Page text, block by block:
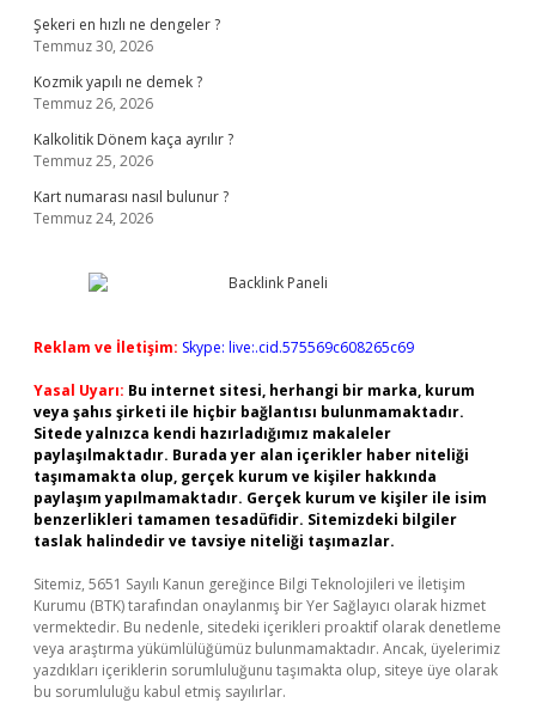
Şekeri en hızlı ne dengeler ?
Temmuz 30, 2026
Kozmik yapılı ne demek ?
Temmuz 26, 2026
Kalkolitik Dönem kaça ayrılır ?
Temmuz 25, 2026
Kart numarası nasıl bulunur ?
Temmuz 24, 2026
Reklam ve İletişim: Skype: live:.cid.575569c608265c69
Yasal Uyarı: Bu internet sitesi, herhangi bir marka, kurum
veya şahıs şirketi ile hiçbir bağlantısı bulunmamaktadır.
Sitede yalnızca kendi hazırladığımız makaleler
paylaşılmaktadır. Burada yer alan içerikler haber niteliği
taşımamakta olup, gerçek kurum ve kişiler hakkında
paylaşım yapılmamaktadır. Gerçek kurum ve kişiler ile isim
benzerlikleri tamamen tesadüfidir. Sitemizdeki bilgiler
taslak halindedir ve tavsiye niteliği taşımazlar.
Sitemiz, 5651 Sayılı Kanun gereğince Bilgi Teknolojileri ve İletişim
Kurumu (BTK) tarafından onaylanmış bir Yer Sağlayıcı olarak hizmet
vermektedir. Bu nedenle, sitedeki içerikleri proaktif olarak denetleme
veya araştırma yükümlülüğümüz bulunmamaktadır. Ancak, üyelerimiz
yazdıkları içeriklerin sorumluluğunu taşımakta olup, siteye üye olarak
bu sorumluluğu kabul etmiş sayılırlar.